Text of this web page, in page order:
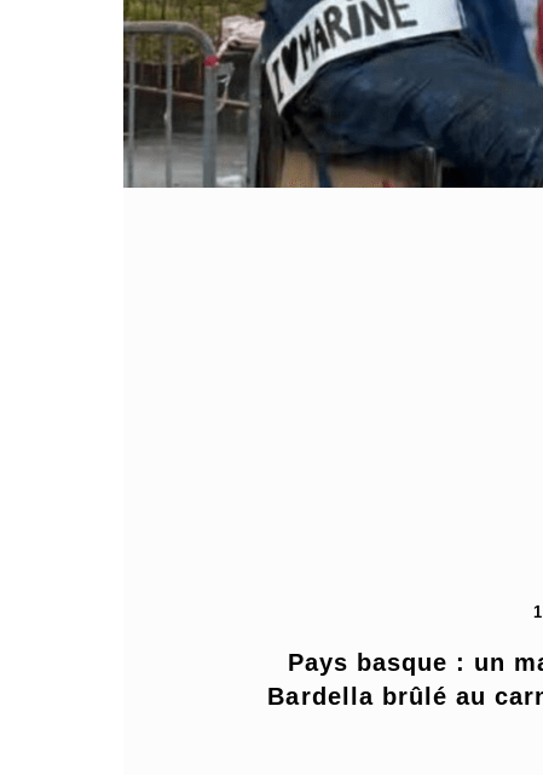
Pays basque : un
Bardella brûlé au